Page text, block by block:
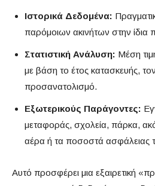
Ιστορικά Δεδομένα:
παρόμοιων ακινήτων στην ίδια
Στατιστική Ανάλυση: Μέση
με βάση το έτος κατασκευής,
προσανατολισμό.
Εξωτερικούς Παράγοντες:
μεταφοράς, σχολεία, πάρκα,
αέρα ή τα ποσοστά ασφάλειας
Αυτό προσφέρει μια εξαιρετική